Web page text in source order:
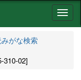
ナ
ビ
がな検索
310-02]